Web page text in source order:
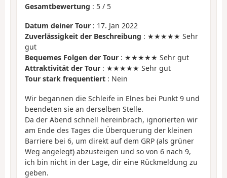
Gesamtbewertung : 5 / 5
Datum deiner Tour : 17. Jan 2022
Zuverlässigkeit der Beschreibung : ★★★★★ Sehr
gut
Bequemes Folgen der Tour : ★★★★★ Sehr gut
Attraktivität der Tour : ★★★★★ Sehr gut
Tour stark frequentiert : Nein
Wir begannen die Schleife in Elnes bei Punkt 9 und
beendeten sie an derselben Stelle.
Da der Abend schnell hereinbrach, ignorierten wir
am Ende des Tages die Überquerung der kleinen
Barriere bei 6, um direkt auf dem GRP (als grüner
Weg angelegt) abzusteigen und so von 6 nach 9,
ich bin nicht in der Lage, dir eine Rückmeldung zu
geben.